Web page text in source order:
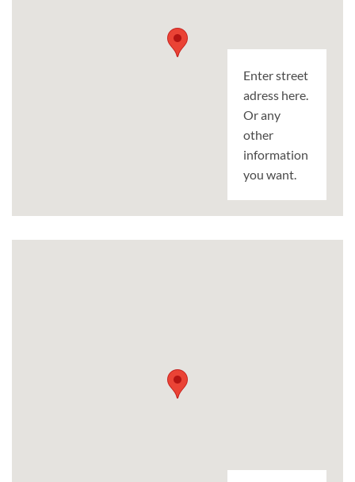
Enter street
adress here.
Or any
other
information
you want.